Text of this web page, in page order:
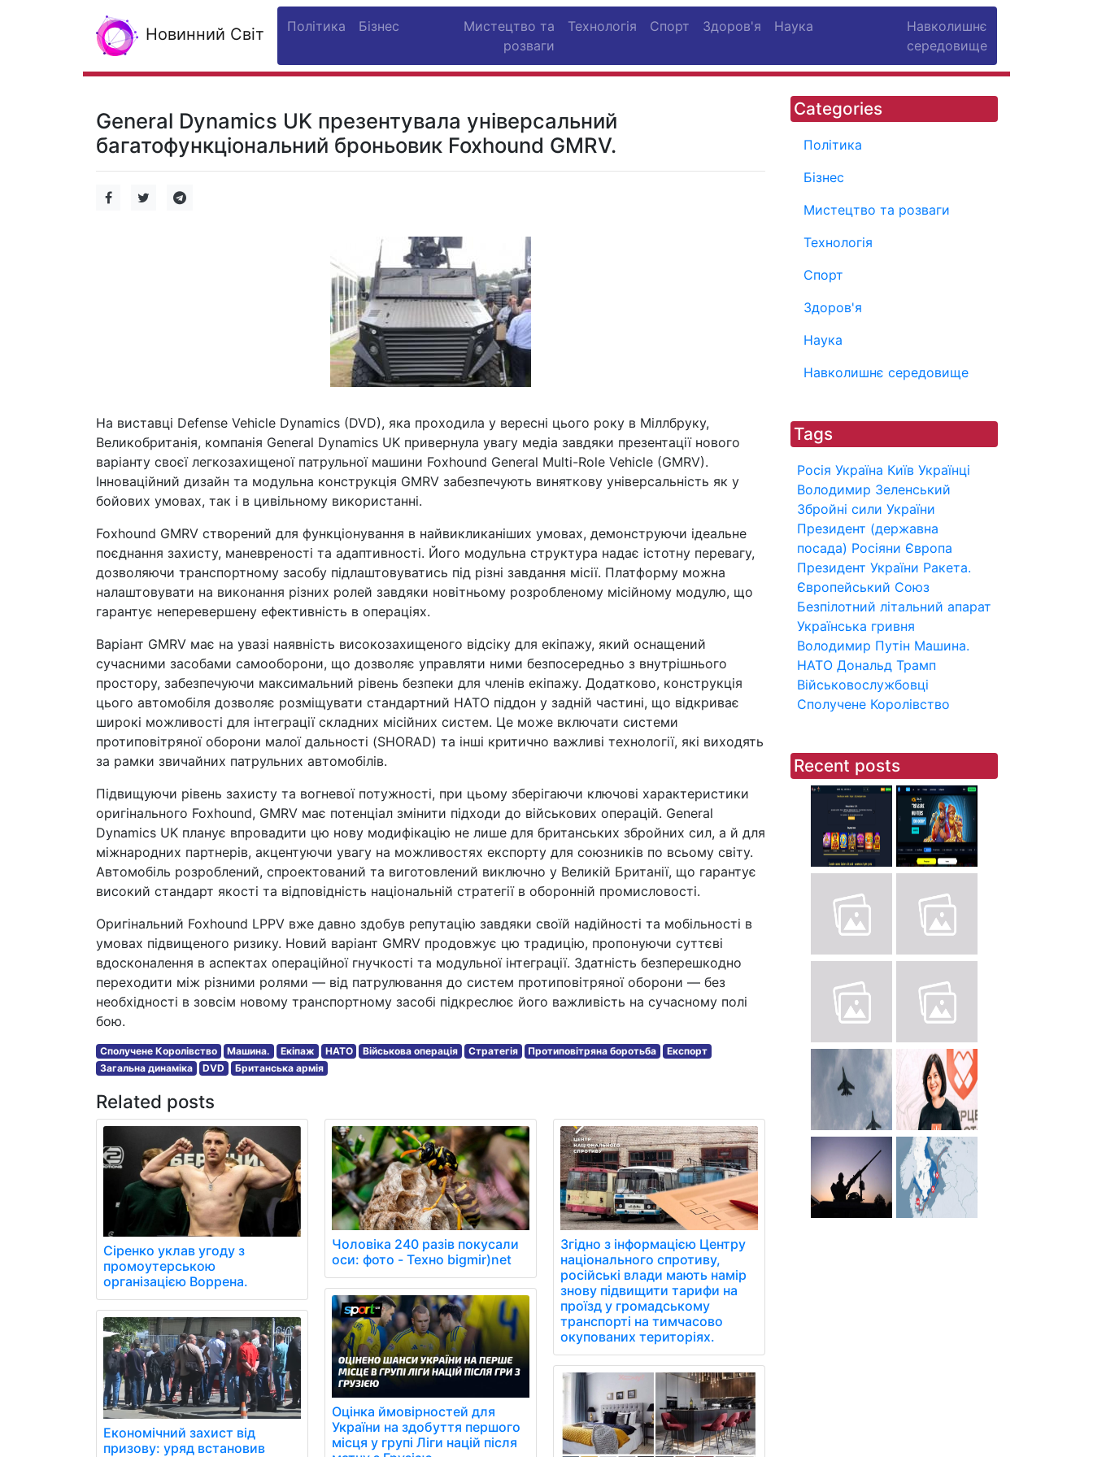
Новинний Світ Політика Бізнес
Мистецтво та
розваги
Технологія Спорт Здоров'я Наука
Навколишнє
середовище
General Dynamics UK презентувала універсальний
багатофункціональний броньовик Foxhound GMRV.
На виставці Defense Vehicle Dynamics (DVD), яка проходила у вересні цього року в Міллбруку,
Великобританія, компанія General Dynamics UK привернула увагу медіа завдяки презентації нового
варіанту своєї легкозахищеної патрульної машини Foxhound General Multi-Role Vehicle (GMRV).
Інноваційний дизайн та модульна конструкція GMRV забезпечують виняткову універсальність як у
бойових умовах, так і в цивільному використанні.
Foxhound GMRV створений для функціонування в найвикликаніших умовах, демонструючи ідеальне
поєднання захисту, маневреності та адаптивності. Його модульна структура надає істотну перевагу,
дозволяючи транспортному засобу підлаштовуватись під різні завдання місії. Платформу можна
налаштовувати на виконання різних ролей завдяки новітньому розробленому місійному модулю, що
гарантує неперевершену ефективність в операціях.
Варіант GMRV має на увазі наявність високозахищеного відсіку для екіпажу, який оснащений
сучасними засобами самооборони, що дозволяє управляти ними безпосередньо з внутрішнього
простору, забезпечуючи максимальний рівень безпеки для членів екіпажу. Додатково, конструкція
цього автомобіля дозволяє розміщувати стандартний НАТО піддон у задній частині, що відкриває
широкі можливості для інтеграції складних місійних систем. Це може включати системи
протиповітряної оборони малої дальності (SHORAD) та інші критично важливі технології, які виходять
за рамки звичайних патрульних автомобілів.
Підвищуючи рівень захисту та вогневої потужності, при цьому зберігаючи ключові характеристики
оригінального Foxhound, GMRV має потенціал змінити підходи до військових операцій. General
Dynamics UK планує впровадити цю нову модифікацію не лише для британських збройних сил, а й для
міжнародних партнерів, акцентуючи увагу на можливостях експорту для союзників по всьому світу.
Автомобіль розроблений, спроектований та виготовлений виключно у Великій Британії, що гарантує
високий стандарт якості та відповідність національній стратегії в оборонній промисловості.
Оригінальний Foxhound LPPV вже давно здобув репутацію завдяки своїй надійності та мобільності в
умовах підвищеного ризику. Новий варіант GMRV продовжує цю традицію, пропонуючи суттєві
вдосконалення в аспектах операційної гнучкості та модульної інтеграції. Здатність безперешкодно
переходити між різними ролями — від патрулювання до систем протиповітряної оборони — без
необхідності в зовсім новому транспортному засобі підкреслює його важливість на сучасному полі
бою.
Сполучене Королівство Машина. Екіпаж НАТО Військова операція Стратегія Протиповітряна боротьба
Експорт
Загальна динаміка
DVD Британська армія
Related posts
Сіренко уклав угоду з
промоутерською
організацією Воррена.
Економічний захист від
призову: уряд встановив
Чоловіка 240 разів покусали
оси: фото - Техно bigmir)net
Оцінка ймовірностей для
України на здобуття першого
місця у групі Ліги націй після
Згідно з інформацією Центру
національного спротиву,
російські влади мають намір
знову підвищити тарифи на
проїзд у громадському
транспорті на тимчасово
окупованих територіях.
Categories
Політика
Бізнес
Мистецтво та розваги
Технологія
Спорт
Здоров'я
Наука
Навколишнє середовище
Tags
Росія Україна Київ Українці
Володимир Зеленський
Збройні сили України
Президент (державна
посада) Росіяни Європа
Президент України Ракета.
Європейський Союз
Безпілотний літальний апарат
Українська гривня
Володимир Путін Машина.
НАТО Дональд Трамп
Військовослужбовці
Сполучене Королівство
Recent posts